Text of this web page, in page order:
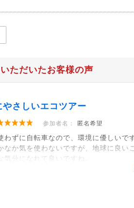
ただいたお客様の声
やさしいエコツアー
参加者名： 匿名希望
わずに自転車なので、環境に優しいで
なか気を使わないですが、地球に良い
気分になれて良いですね。